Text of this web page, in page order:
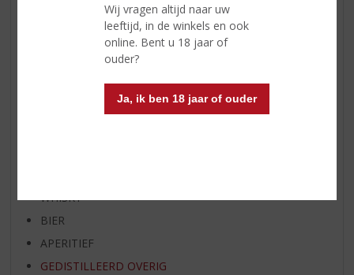
Wij vragen altijd naar uw
leeftijd, in de winkels en ook
online. Bent u 18 jaar of
ouder?
Ja, ik ben 18 jaar of ouder
RUM VAN DE MAAND
BIER VAN DE MAAND
SPIRIT VAN DE MAAND
EXCLUSIEF TOPSLIJTER
WHISKY
BIER
APERITIEF
GEDISTILLEERD OVERIG